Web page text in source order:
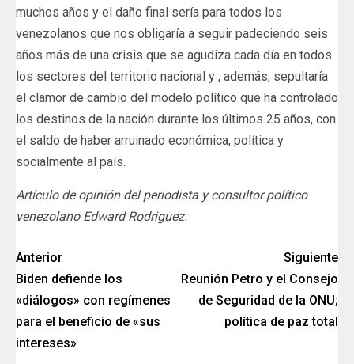
muchos años y el daño final sería para todos los
venezolanos que nos obligaría a seguir padeciendo seis
años más de una crisis que se agudiza cada día en todos
los sectores del territorio nacional y , además, sepultaría
el clamor de cambio del modelo político que ha controlado
los destinos de la nación durante los últimos 25 años, con
el saldo de haber arruinado económica, política y
socialmente al país.
Artículo de opinión del periodista y consultor político
venezolano Edward Rodriguez.
Anterior
Biden defiende los
«diálogos» con regímenes
para el beneficio de «sus
intereses»
Siguiente
Reunión Petro y el Consejo
de Seguridad de la ONU;
política de paz total